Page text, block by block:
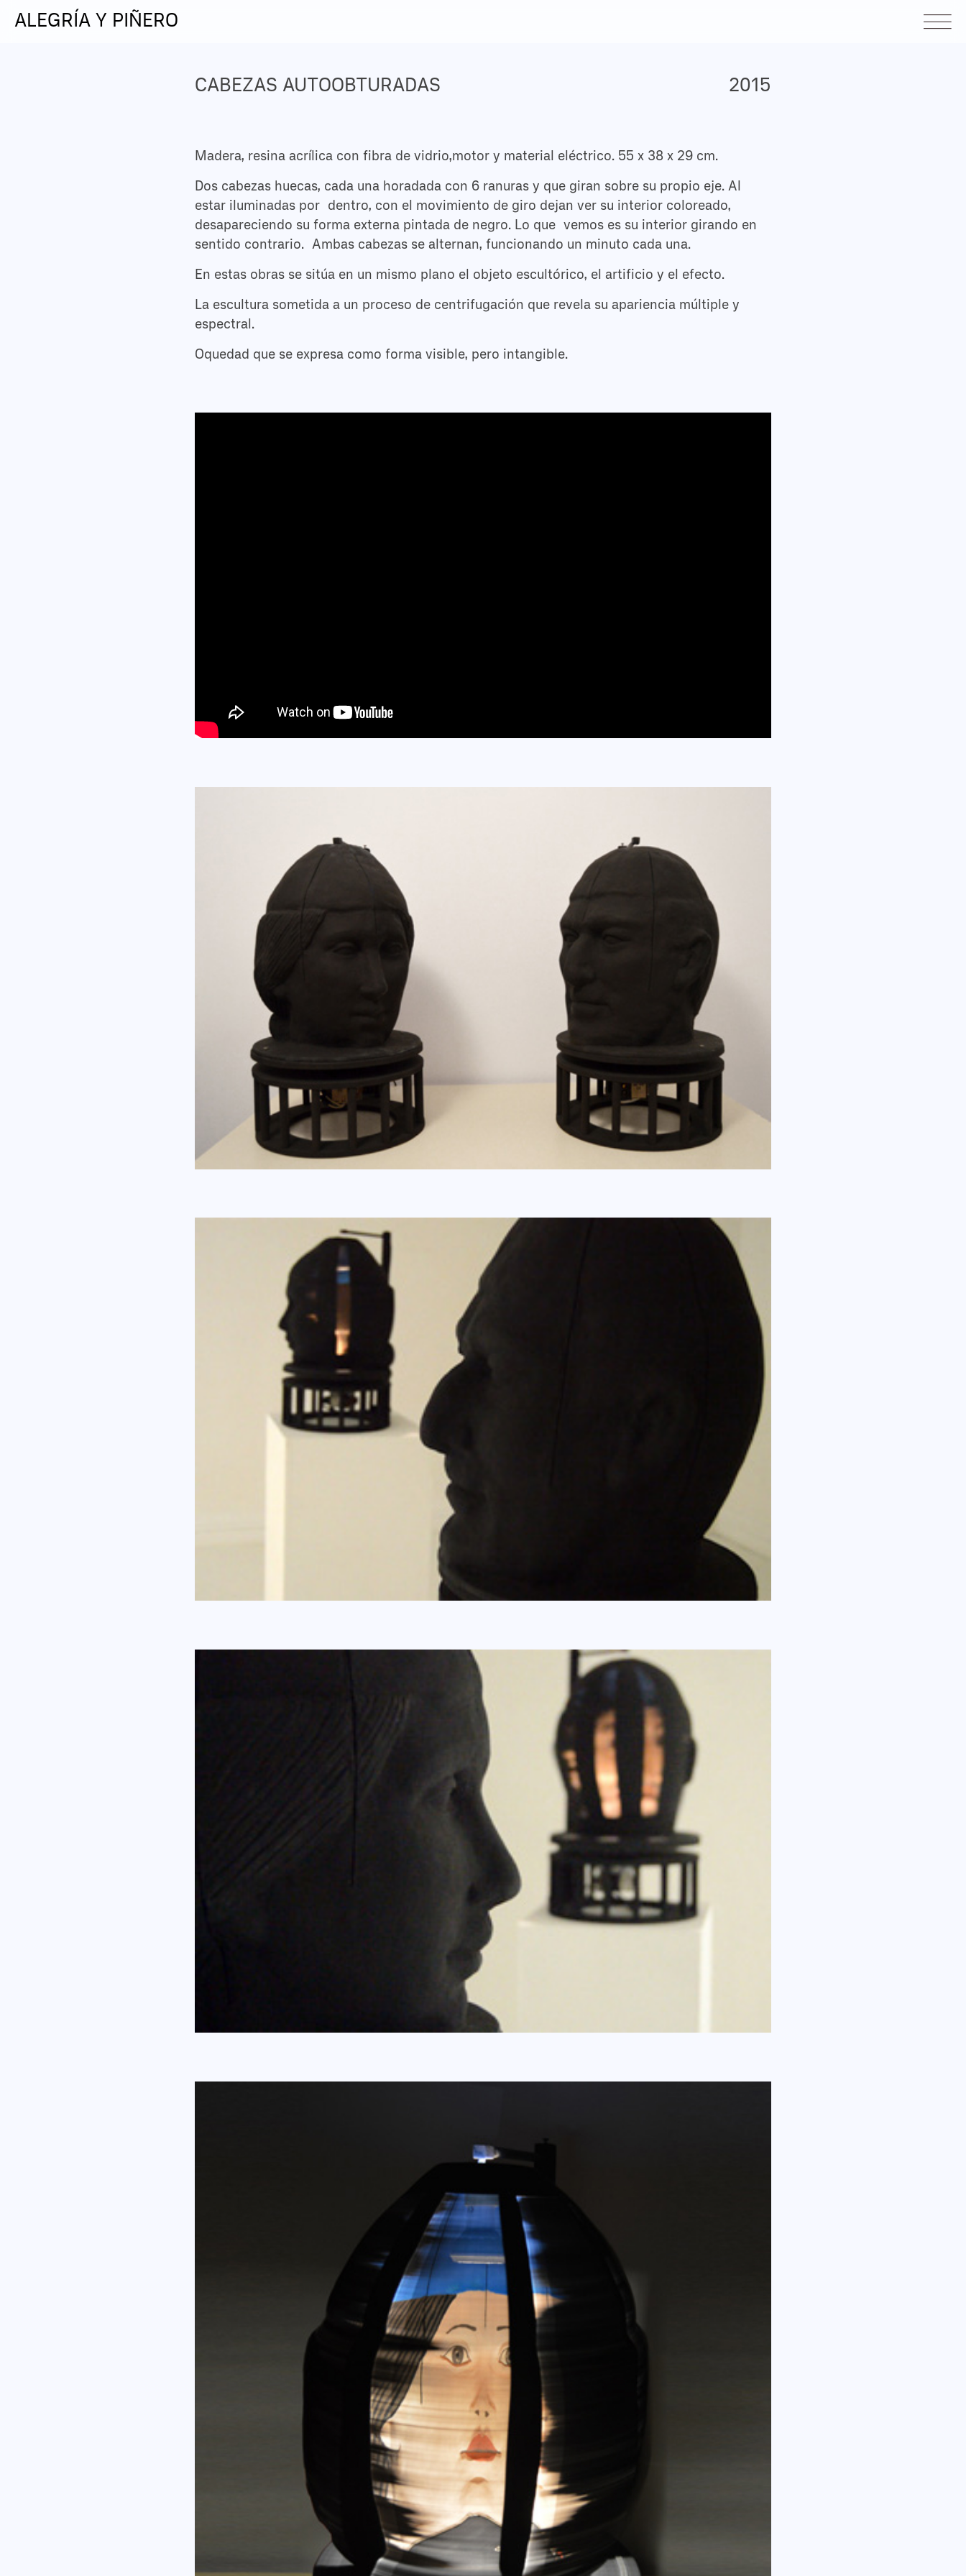
ALEGRÍA Y PIÑERO
CABEZAS AUTOOBTURADAS 2015
Madera, resina acrílica con fibra de vidrio,motor y material eléctrico. 55 x 38 x 29 cm.
Dos cabezas huecas, cada una horadada con 6 ranuras y que giran sobre su propio eje. Al
estar iluminadas por dentro, con el movimiento de giro dejan ver su interior coloreado,
desapareciendo su forma externa pintada de negro. Lo que vemos es su interior girando en
sentido contrario. Ambas cabezas se alternan, funcionando un minuto cada una.
En estas obras se sitúa en un mismo plano el objeto escultórico, el artificio y el efecto.
La escultura sometida a un proceso de centrifugación que revela su apariencia múltiple y
espectral.
Oquedad que se expresa como forma visible, pero intangible.